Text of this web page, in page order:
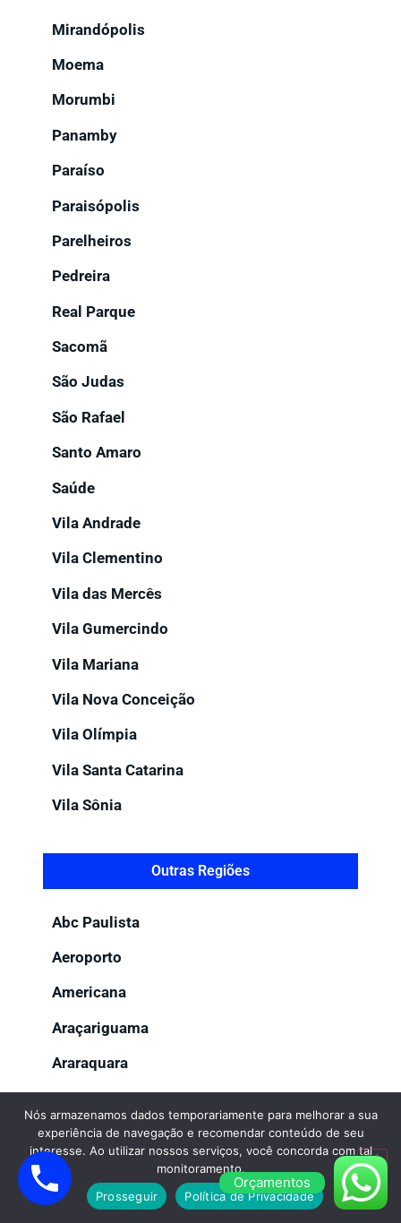
Mirandópolis
Moema
Morumbi
Panamby
Paraíso
Paraisópolis
Parelheiros
Pedreira
Real Parque
Sacomã
São Judas
São Rafael
Santo Amaro
Saúde
Vila Andrade
Vila Clementino
Vila das Mercês
Vila Gumercindo
Vila Mariana
Vila Nova Conceição
Vila Olímpia
Vila Santa Catarina
Vila Sônia
Outras Regiões
Abc Paulista
Aeroporto
Americana
Araçariguama
Araraquara
Bauru
Bragança Paulista
Cajamar
Campinas
Orçamentos
Nós armazenamos dados temporariamente para melhorar a sua
experiência de navegação e recomendar conteúdo de seu
interesse. Ao utilizar nossos serviços, você concorda com tal
monitoramento.
Prosseguir
Política de Privacidade